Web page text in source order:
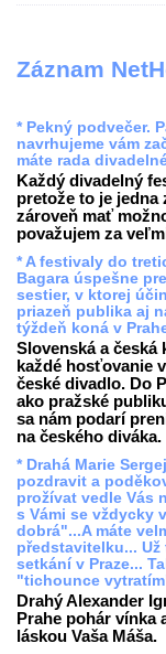
Záznam
* Pekný podvečer.
navrhujeme vám
máte rada
Každý divadelný
pretože to je jedna
zároveň mať
považujem za
* A festivaly do
Bagara úspešne
sestier, v ktorej
priazeň publika aj
týždeň koná v
Slovenská a česká
každé hosťovanie
české divadlo. Do
ako pražské
sa nám podarí
na českého diváka.
* Drahá Marie
pozdravit a
prožívat vedle Vás
s Vámi se vždycky
dobrá"...A máte
představitelku...
setkání v Praze...
"tichounce
Drahý Alexander
Prahe pohár vínka
láskou Vaša Máša.